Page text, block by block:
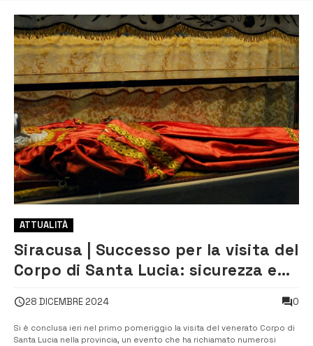
ATTUALITÀ
Siracusa | Successo per la visita del
Corpo di Santa Lucia: sicurezza e
28 DICEMBRE 2024 0
Si è conclusa ieri nel primo pomeriggio la visita del venerato Corpo di
Santa Lucia nella provincia, un evento che ha richiamato numerosi